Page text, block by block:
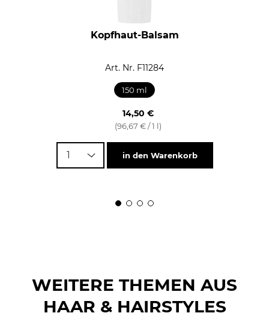
Kopfhaut-Balsam
Art. Nr. F11284
150 ml
14,50 €
(96,67 € / 1 l)
1 in den Warenkorb
WEITERE THEMEN AUS
HAAR & HAIRSTYLES